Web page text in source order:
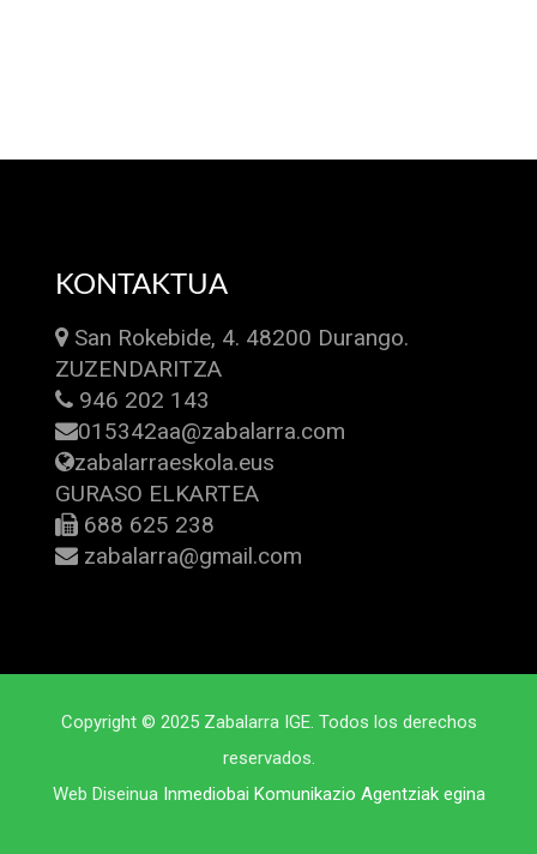
KONTAKTUA
San Rokebide, 4. 48200 Durango.
ZUZENDARITZA
946 202 143
015342aa@zabalarra.com
zabalarraeskola.eus
GURASO ELKARTEA
688 625 238
zabalarra@gmail.com
Copyright © 2025 Zabalarra IGE. Todos los derechos
reservados.
Web Diseinua Inmediobai Komunikazio Agentziak egina